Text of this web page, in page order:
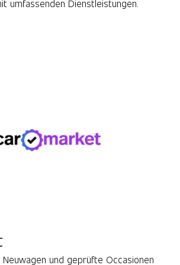
umfassenden Dienstleistungen.
und geprüfte Occasionen